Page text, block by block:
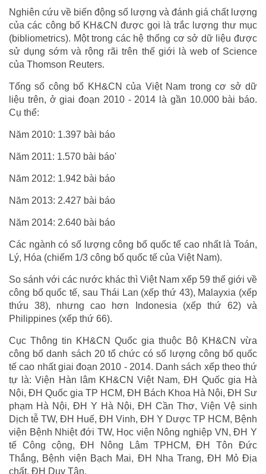
Nghiên cứu về biến động số lượng và đánh giá chất lượng
của các công bố KH&CN được gọi là trắc lượng thư mục
(bibliometrics). Một trong các hệ thống cơ sở dữ liệu được
sử dụng sớm và rộng rãi trên thế giới là web of Science
của Thomson Reuters.
Tổng số công bố KH&CN của Việt Nam trong cơ sở dữ
liệu trên, ở giai đoạn 2010 - 2014 là gần 10.000 bài báo.
Cụ thể:
Năm 2010: 1.397 bài báo
Năm 2011: 1.570 bài báo'
Năm 2012: 1.942 bài báo
Năm 2013: 2.427 bài báo
Năm 2014: 2.640 bài báo
Các ngành có số lượng công bố quốc tế cao nhất là Toán,
Lý, Hóa (chiếm 1/3 công bố quốc tế của Việt Nam).
So sánh với các nước khác thì Việt Nam xếp 59 thế giới về
công bố quốc tế, sau Thái Lan (xếp thứ 43), Malayxia (xếp
thứu 38), nhưng cao hơn Indonesia (xếp thứ 62) và
Philippines (xếp thứ 66).
Cục Thông tin KH&CN Quốc gia thuộc Bộ KH&CN vừa
công bố danh sách 20 tổ chức có số lượng công bố quốc
tế cao nhất giai đoạn 2010 - 2014. Danh sách xếp theo thứ
tự là: Viện Hàn lâm KH&CN Việt Nam, ĐH Quốc gia Hà
Nội, ĐH Quốc gia TP HCM, ĐH Bách Khoa Hà Nội, ĐH Sư
phạm Hà Nội, ĐH Y Hà Nội, ĐH Cần Thơ, Viện Vệ sinh
Dịch tễ TW, ĐH Huế, ĐH Vinh, ĐH Y Dược TP HCM, Bệnh
viện Bệnh Nhiệt đới TW, Học viện Nông nghiệp VN, ĐH Y
tế Công cộng, ĐH Nông Lâm TPHCM, ĐH Tôn Đức
Thắng, Bệnh viện Bạch Mai, ĐH Nha Trang, ĐH Mỏ Địa
chất, ĐH Duy Tân.